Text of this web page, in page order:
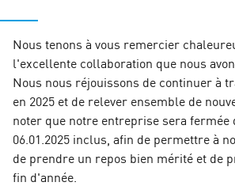
Nous tenons à vous remercier
l'excellente collaboration que nous
Nous nous réjouissons de continuer à
en 2025 et de relever ensemble de
noter que notre entreprise sera fermée
06.01.2025 inclus, afin de permettre à
de prendre un repos bien mérité et de
fin d'année.